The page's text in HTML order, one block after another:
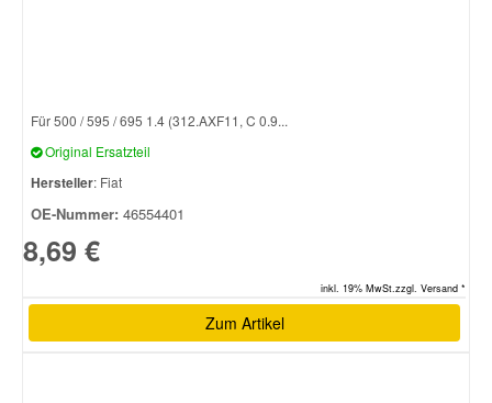
Für 500 / 595 / 695 1.4 (312.AXF11, C 0.9...
Original Ersatzteil
Hersteller: Fiat
OE-Nummer: 46554401
8,69 €
inkl. 19% MwSt.zzgl. Versand *
Zum Artikel